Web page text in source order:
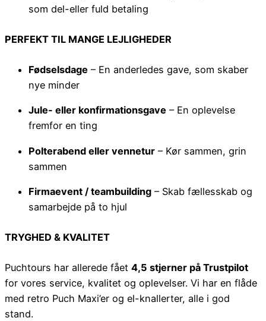
som del-eller fuld betaling
PERFEKT TIL MANGE LEJLIGHEDER
Fødselsdage – En anderledes gave, som skaber
nye minder
Jule- eller konfirmationsgave – En oplevelse
fremfor en ting
Polterabend eller vennetur – Kør sammen, grin
sammen
Firmaevent / teambuilding – Skab fællesskab og
samarbejde på to hjul
TRYGHED & KVALITET
Puchtours har allerede fået 4,5 stjerner på Trustpilot
for vores service, kvalitet og oplevelser. Vi har en flåde
med retro Puch Maxi’er og el-knallerter, alle i god
stand.